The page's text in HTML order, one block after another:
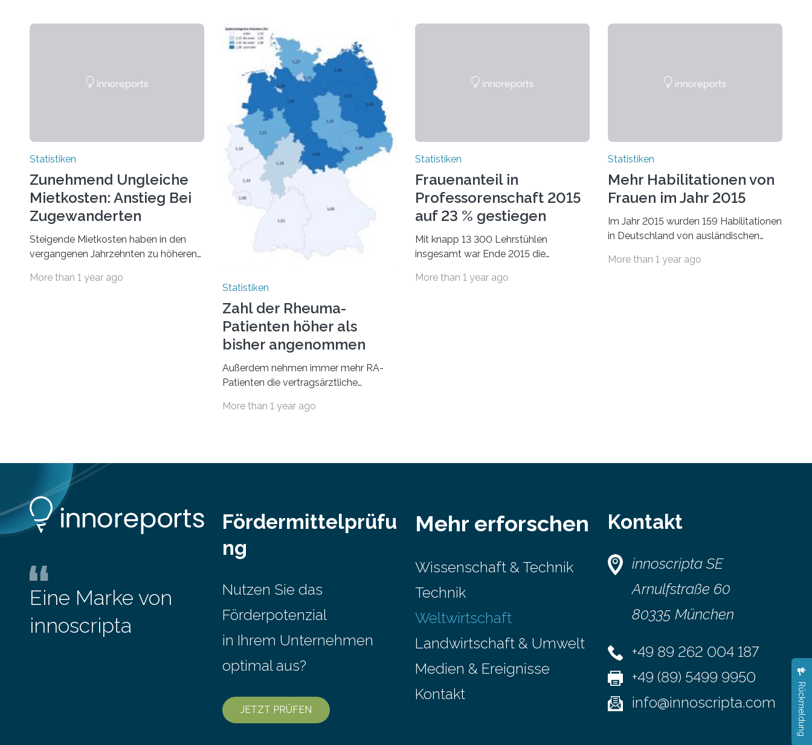
Statistiken
Zunehmend Ungleiche
Mietkosten: Anstieg Bei
Zugewanderten
Steigende Mietkosten haben in den
vergangenen Jahrzehnten zu höheren
geführt. In einer aktuellen Studie hat
moderaten Anstieg des Mietanteils am
Gesamteinkommen hinnehmen
mussten, nahm die Belastung bei
Menschen mit…
More than 1 year ago
Statistiken
Zahl der Rheuma-
Patienten höher als
bisher angenommen
Außerdem nehmen immer mehr RA-
Patienten die vertragsärztliche
Jahr 2009 nur etwa 526.000 (526.211)
More than 1 year ago
Statistiken
Frauenanteil in
Professorenschaft 2015
auf 23 % gestiegen
Mit knapp 13 300 Lehrstühlen
insgesamt war Ende 2015 die
und Sozialwissenschaften bei
More than 1 year ago
Statistiken
Mehr Habilitationen von
Frauen im Jahr 2015
Im Jahr 2015 wurden 159 Habilitationen
in Deutschland von ausländischen
Wissenschaftlern erfolgreich beendet.
More than 1 year ago
Eine Marke von
innoscripta
Fördermittelprüfu
ng
Nutzen Sie das
Förderpotenzial
in Ihrem Unternehmen
optimal aus?
JETZT PRÜFEN
Mehr erforschen
Wissenschaft & Technik
Technik
Weltwirtschaft
Landwirtschaft & Umwelt
Medien & Ereignisse
Kontakt
Kontakt
innoscripta SE
Arnulfstraße 60
80335 München
+49 89 262 004 187
+49 (89) 5499 9950
info@innoscripta.com
Rückmeldung